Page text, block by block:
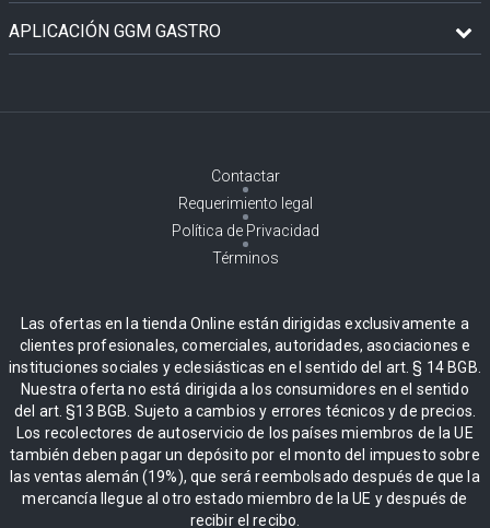
APLICACIÓN GGM GASTRO
Contactar
Requerimiento legal
Política de Privacidad
Términos
Las ofertas en la tienda Online están dirigidas exclusivamente a
clientes profesionales, comerciales, autoridades, asociaciones e
instituciones sociales y eclesiásticas en el sentido del art. § 14 BGB.
Nuestra oferta no está dirigida a los consumidores en el sentido
del art. §13 BGB. Sujeto a cambios y errores técnicos y de precios.
Los recolectores de autoservicio de los países miembros de la UE
también deben pagar un depósito por el monto del impuesto sobre
las ventas alemán (19%), que será reembolsado después de que la
mercancía llegue al otro estado miembro de la UE y después de
recibir el recibo.